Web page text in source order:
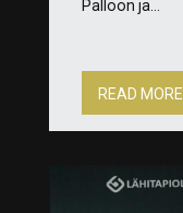
Palloon ja...
READ MORE